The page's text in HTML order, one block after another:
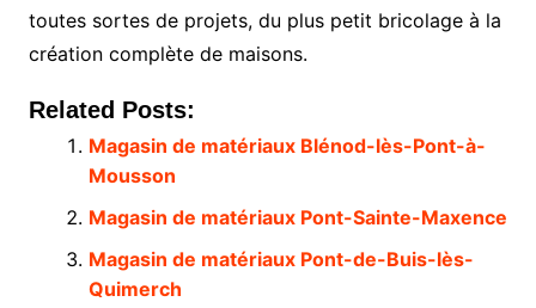
toutes sortes de projets, du plus petit bricolage à la
création complète de maisons.
Related Posts:
Magasin de matériaux Blénod-lès-Pont-à-
Mousson
Magasin de matériaux Pont-Sainte-Maxence
Magasin de matériaux Pont-de-Buis-lès-
Quimerch